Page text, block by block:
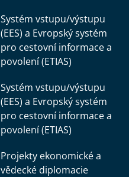
Systém vstupu/výstupu
(EES) a Evropský systém
pro cestovní informace a
povolení (ETIAS)
Systém vstupu/výstupu
(EES) a Evropský systém
pro cestovní informace a
povolení (ETIAS)
Projekty ekonomické a
vědecké diplomacie